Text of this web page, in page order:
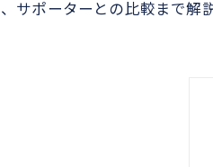
サポーターとの比較まで解